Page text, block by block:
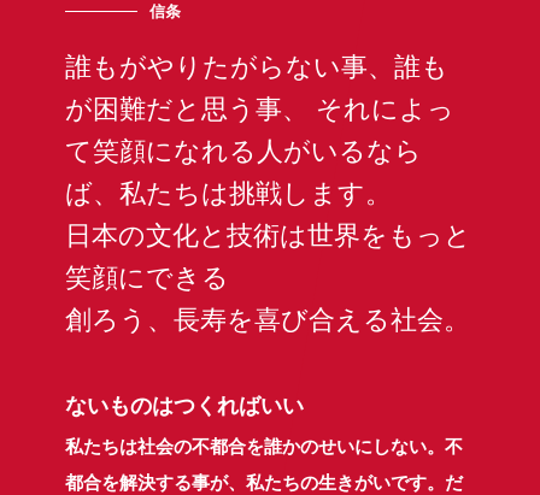
信条
誰もがやりたがらない事、誰も
が困難だと思う事、
それによっ
て笑顔になれる人がいるなら
ば、私たちは挑戦します。
日本の文化と技術は世界をもっと
笑顔にできる
創ろう、長寿を喜び合える社会。
ないものはつくればいい
私たちは社会の不都合を誰かのせいにしない。不
都合を解決する事が、私たちの生きがいです。だ